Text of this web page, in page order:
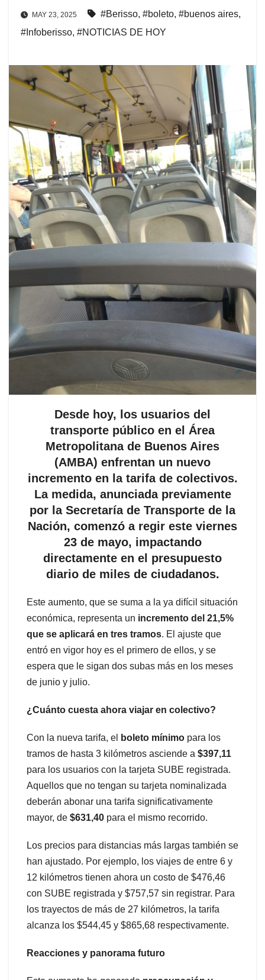
MAY 23, 2025 #Berisso, #boleto, #buenos aires,
#Infoberisso, #NOTICIAS DE HOY
Desde hoy, los usuarios del
transporte público en el Área
Metropolitana de Buenos Aires
(AMBA) enfrentan un nuevo
incremento en la tarifa de colectivos.
La medida, anunciada previamente
por la Secretaría de Transporte de la
Nación, comenzó a regir este viernes
23 de mayo, impactando
directamente en el presupuesto
diario de miles de ciudadanos.
Este aumento, que se suma a la ya difícil situación
económica, representa un incremento del 21,5%
que se aplicará en tres tramos. El ajuste que
entró en vigor hoy es el primero de ellos, y se
espera que le sigan dos subas más en los meses
de junio y julio.
¿Cuánto cuesta ahora viajar en colectivo?
Con la nueva tarifa, el boleto mínimo para los
tramos de hasta 3 kilómetros asciende a $397,11
para los usuarios con la tarjeta SUBE registrada.
Aquellos que no tengan su tarjeta nominalizada
deberán abonar una tarifa significativamente
mayor, de $631,40 para el mismo recorrido.
Los precios para distancias más largas también se
han ajustado. Por ejemplo, los viajes de entre 6 y
12 kilómetros tienen ahora un costo de $476,46
con SUBE registrada y $757,57 sin registrar. Para
los trayectos de más de 27 kilómetros, la tarifa
alcanza los $544,45 y $865,68 respectivamente.
Reacciones y panorama futuro